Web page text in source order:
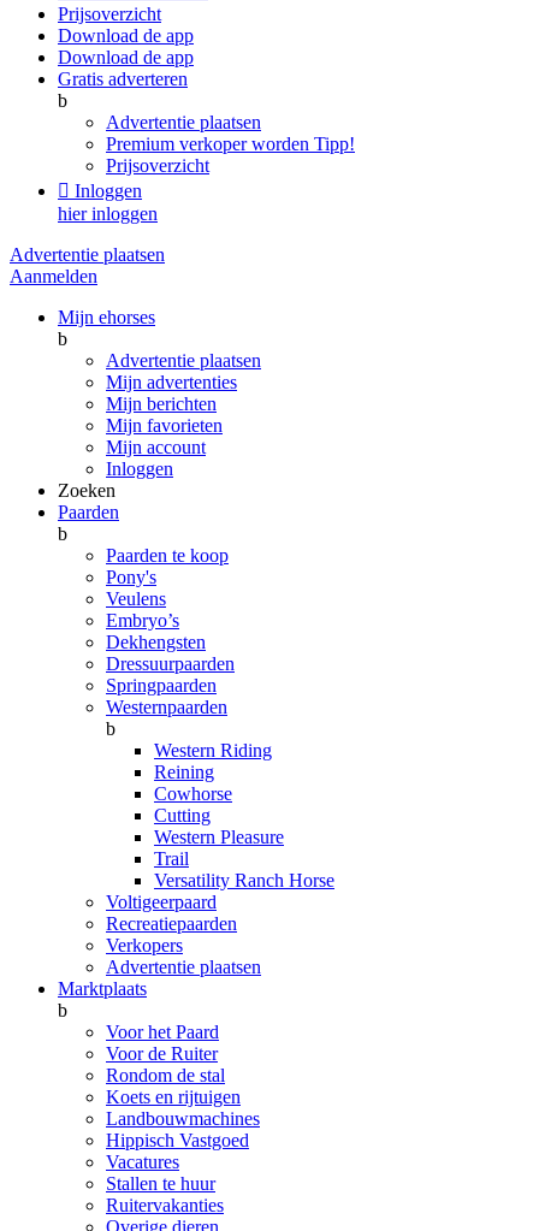
Prijsoverzicht
Download de app
Download de app
Gratis adverteren
b
Advertentie plaatsen
Premium verkoper worden Tipp!
Prijsoverzicht
 Inloggen
hier inloggen
Advertentie plaatsen
Aanmelden
Mijn ehorses
b
Advertentie plaatsen
Mijn advertenties
Mijn berichten
Mijn favorieten
Mijn account
Inloggen
Zoeken
Paarden
b
Paarden te koop
Pony's
Veulens
Embryo’s
Dekhengsten
Dressuurpaarden
Springpaarden
Westernpaarden
b
Western Riding
Reining
Cowhorse
Cutting
Western Pleasure
Trail
Versatility Ranch Horse
Voltigeerpaard
Recreatiepaarden
Verkopers
Advertentie plaatsen
Marktplaats
b
Voor het Paard
Voor de Ruiter
Rondom de stal
Koets en rijtuigen
Landbouwmachines
Hippisch Vastgoed
Vacatures
Stallen te huur
Ruitervakanties
Overige dieren